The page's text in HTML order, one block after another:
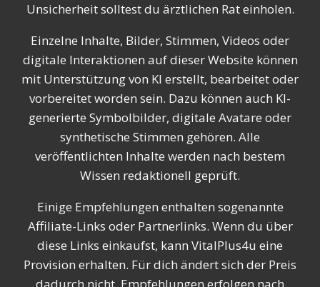
Unsicherheit solltest du ärztlichen Rat einholen.
Einzelne Inhalte, Bilder, Stimmen, Videos oder
digitale Interaktionen auf dieser Website können
mit Unterstützung von KI erstellt, bearbeitet oder
vorbereitet worden sein. Dazu können auch KI-
generierte Symbolbilder, digitale Avatare oder
synthetische Stimmen gehören. Alle
veröffentlichten Inhalte werden nach bestem
Wissen redaktionell geprüft.
Einige Empfehlungen enthalten sogenannte
Affiliate-Links oder Partnerlinks. Wenn du über
diese Links einkaufst, kann VitalPlus4u eine
Provision erhalten. Für dich ändert sich der Preis